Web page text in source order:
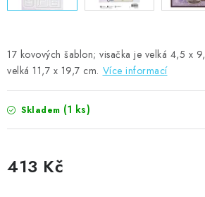
17 kovových šablon; visačka je velká 4,5 x
velká 11,7 x 19,7 cm. Více informací
Skladem (1 ks)
413 Kč